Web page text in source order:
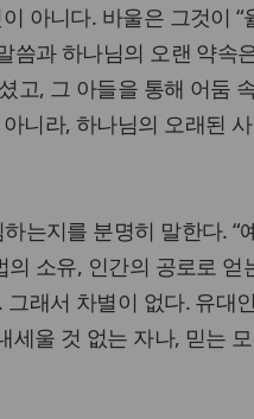
아니다. 바울은 그것이
씀과 하나님의 오랜 약속
고, 그 아들을 통해 어둠
니라, 하나님의 오래된
는지를 분명히 말한다. “
소유, 인간의 공로로 얻
래서 차별이 없다. 유대
세울 것 없는 자나, 믿는